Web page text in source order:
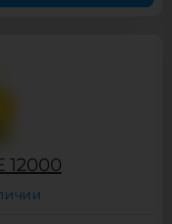
12000